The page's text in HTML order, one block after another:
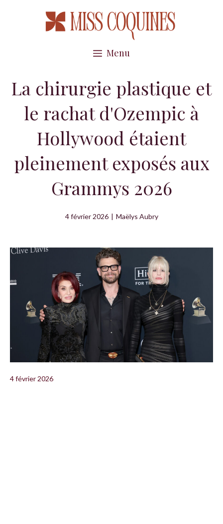
Menu
La chirurgie plastique et
le rachat d'Ozempic à
Hollywood étaient
pleinement exposés aux
Grammys 2026
4 février 2026 | Maëlys Aubry
4 février 2026